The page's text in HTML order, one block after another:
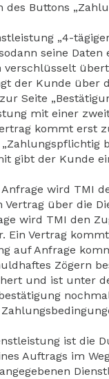
Buttons
„4-
seine
verschlüsselt
der Kunde über
Seite
mit einer
kommt erst
gibt der Kunde
wird TMI
über die
wird TMI den
Ein Vertrag
auf Anfrage
Zögern
und ist unter
ist
Auftrags im